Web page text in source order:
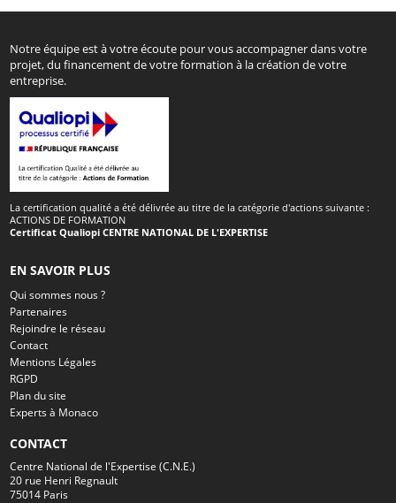
Notre équipe est à votre écoute pour vous accompagner dans votre
projet, du financement de votre formation à la création de votre
entreprise.
La certification qualité a été délivrée au titre de la catégorie d'actions suivante :
ACTIONS DE FORMATION
Certificat Qualiopi CENTRE NATIONAL DE L'EXPERTISE
EN SAVOIR PLUS
Qui sommes nous ?
Partenaires
Rejoindre le réseau
Contact
Mentions Légales
RGPD
Plan du site
Experts à Monaco
CONTACT
Centre National de l'Expertise (C.N.E.)
20 rue Henri Regnault
75014 Paris